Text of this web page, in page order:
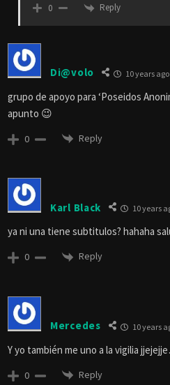
0 Reply
Di@volo 10 years ago
grupo de apoyo para ‘Poseidos
apunto 😉
0 Reply
Karl Black 10 years
ya ni una tiene subtitulos? hahaha
0 Reply
Mercedes 10 years
Y yo también me uno a la vigilia
0 Reply